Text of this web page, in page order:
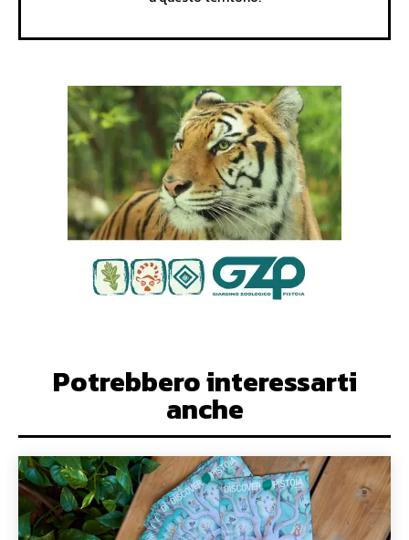
Potrebbero interessarti
anche